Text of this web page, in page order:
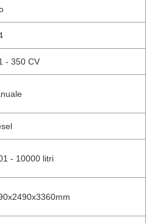
- 350 CV
- 10000 litri